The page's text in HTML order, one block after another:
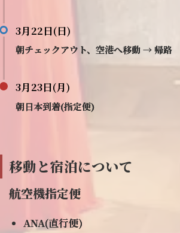
3月22日(日)
朝チェックアウト、空港へ移動 → 帰路
3月23日(月)
朝日本到着(指定便)
移動と宿泊について
航空機指定便
ANA(直行便)